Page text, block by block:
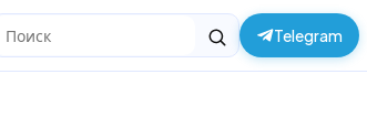
Поиск Telegram